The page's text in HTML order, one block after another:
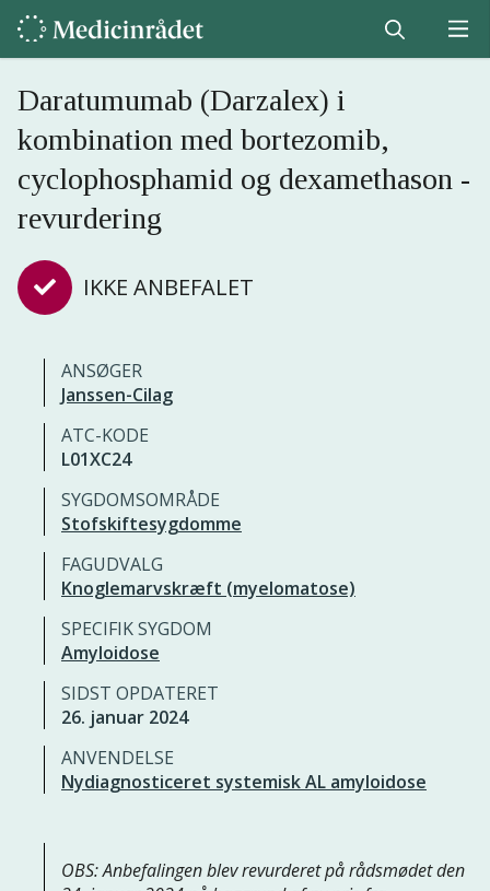
Daratumumab (Darzalex) i
kombination med bortezomib,
cyclophosphamid og dexamethason -
revurdering
IKKE ANBEFALET
ANSØGER
Janssen-Cilag
ATC-KODE
L01XC24
SYGDOMSOMRÅDE
Stofskiftesygdomme
FAGUDVALG
Knoglemarvskræft (myelomatose)
SPECIFIK SYGDOM
Amyloidose
SIDST OPDATERET
26. januar 2024
ANVENDELSE
Nydiagnosticeret systemisk AL amyloidose
OBS: Anbefalingen blev revurderet på rådsmødet den